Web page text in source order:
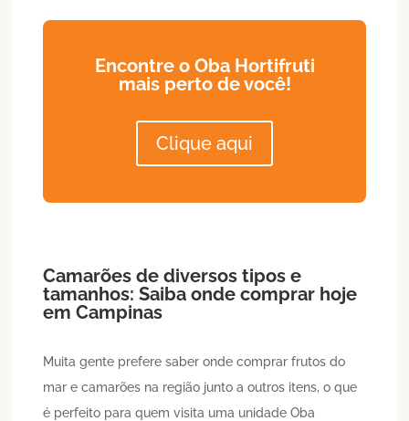
Encontre o Oba Hortifruti
mais perto de você!
Clique aqui
Camarões de diversos tipos e
tamanhos: Saiba onde comprar hoje
emCampinas
Muita gente prefere saber onde comprar frutos do
mar e camarões na região junto a outros itens, o que
é perfeito para quem visita uma unidade Oba